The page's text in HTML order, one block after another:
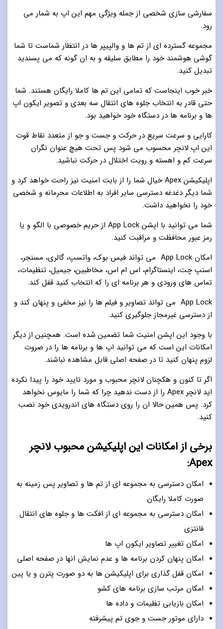
سفارشی سازی شخصی از جمله ویژگی مهم این اپ به شمار می
رود.
مجموعه گسترده ای از تم ها و والپیپر ها در انتظار شماست تا شما
گوشی هوشمند خود را مطابق سلیقه و به ان گونه که می پسندید
تبدیل کنید.
خبر خوب اینجاست که تمامی این تم ها کاملا رایگان هستند. شما
حتی قادر به انتخاب جلوه های انتقال سه بعدی و تصویر ایکون اپ
ها و برنامه ها در دستگاه خود خواهید بود.
کارایی و سرعت سریع در حرکت و جست و جو از متعدد نقاط قوت
این اپ لانچر محسوب می شود پس تحت هیچ عنوان نگران
سرعت کم و اهسته و رویت اختلال در حرکت نباشید.
اپلیکیشن Apex خیال شما را از بابت امنیت نیز راحت خواهد کرد و
شما دیگر دغدغه دسترسی سایر افراد به اطلاعات محرمانه و شخصی
خود را نخواهید داشت.
شما می توانید با اپشن App Lock از حریم خصوصی با الگو و یا
رمز عبور محافظت و مراقبت کنید.
امکان App Lock می تواند فیس بوک، واتسپ، گالری، مسنجر،
اسنپ چت، اینستاگرام، اس ام اس، مخاطبین، جیمیل، تنظیمات،
تماس های ورودی و هر برنامه ای را که انتخاب کنید قفل کند.
App Lock می تواند تصاویر و فیلم ها را نیز مخفی و پنهان کند و
از دسترسی غیرمجاز جلوگیری کنید.
با وجود این اپشن امنیت شما تضمین شده است. همچنین از دیگر
امکانات این است که می توانید اپ ها و برنامه ها را در صروت
لزوم پنهان کنید تا در صفحه اصلی قابل مشاهده نباشند.
اگر تا کنون و هکچنان لانچر محبوب و مورد تایید خود را پیدا نکرده
اید لانچر Apex را از دست ندهید چرا که شما را مایوس نخواهد
کرد. پس همین حالا ان را روی دستگاه های اندرویدی خود نصب
کنید.
برخی از امکانات این اپلیکیشن محبوب لانچر
Apex:
امکان دسترسی به مجموعه ای از تم ها و تصاویر پس زمینه به
صورت کاملا رایگان
امکان دسترسی به مجموعه ای از افکت ها و جلوه های انتقال
فانتزی
امکان تغییر تصاویر ایکون اپ ها
امکان پنهان کردن برنامه ها و عدم نمایش انها در صفحه اصلی
امکان قفل گذاری برای اپلیکیشن ها به دو صورت پترن و یا پین
امکان مرتب سازی برنامه های کشو
امکان بازیابی تظیمات و داده ها
دارای موتور جست و جوی تم پیشرفته